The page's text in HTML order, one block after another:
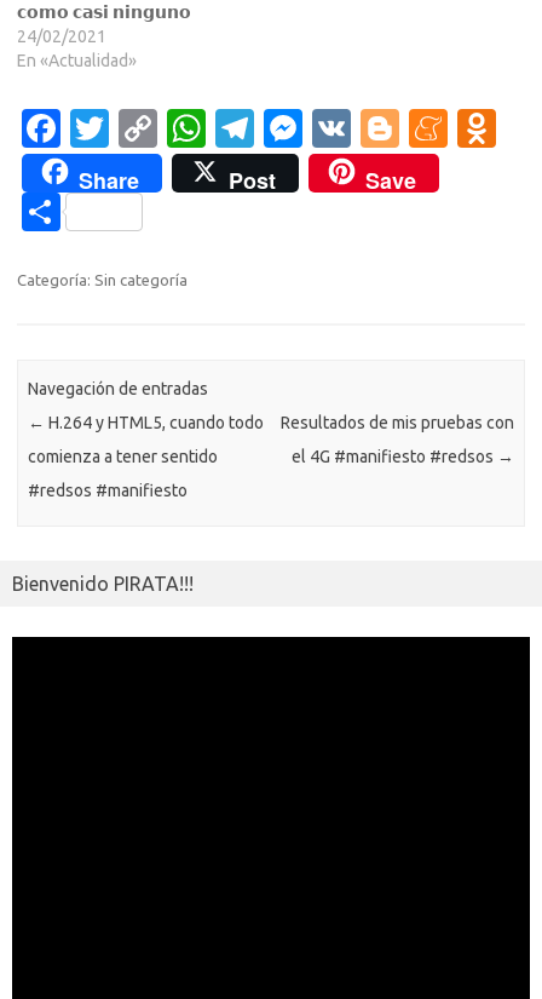
𝗰𝗼𝗺𝗼 𝗰𝗮𝘀𝗶 𝗻𝗶𝗻𝗴𝘂𝗻𝗼
.Pantalla de 6.22" -
Resolución HD+ - Corning
IP68 - Gran ratio de contraste
- Procesador MediaTek Helio
G90 - 8GB de memoria RAM -
128GB de capacidad de
almacenamiento -…
24/02/2021
En «Actualidad»
Fa
c
e
b
o
T
w
it
te
r
C
o
p
Li
W
h
at
T
el
e
M
es
se
V
K
Bl
o
g
M
i
Share Post Save
C
m
ti
r
Categoría: Sin categoría
Navegación de entradas
← H.264 y HTML5, cuando todo
comienza a tener sentido
#redsos #manifiesto
Resultados de mis pruebas con
el 4G #manifiesto #redsos →
Bienvenido PIRATA!!!